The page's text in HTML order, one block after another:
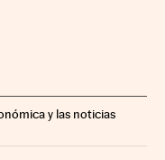
y las noticias